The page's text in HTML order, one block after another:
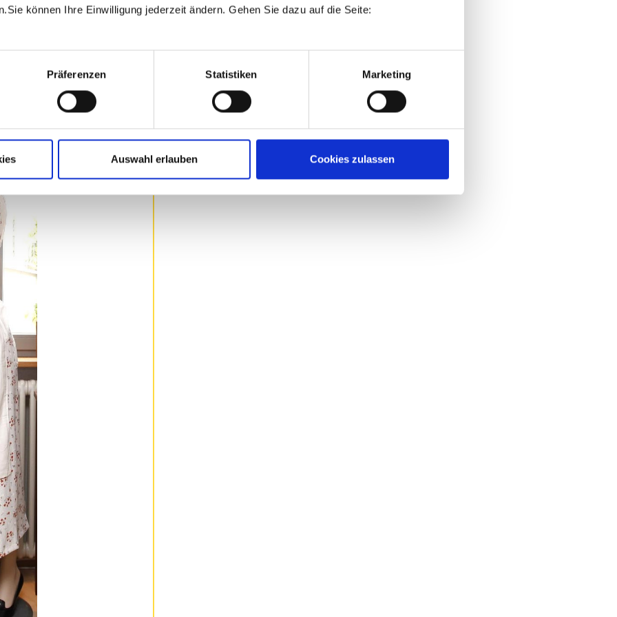
können Ihre Einwilligung jederzeit ändern. Gehen Sie dazu auf die Seite:
Präferenzen Statistiken Marketing
Auswahl erlauben Cookies zulassen
in der Käserei Vogler
Wir freuen